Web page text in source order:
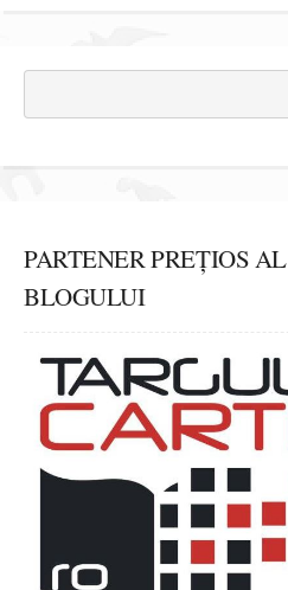
PARTENER PREȚIOS AL
BLOGULUI